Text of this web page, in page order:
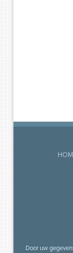
Door uw